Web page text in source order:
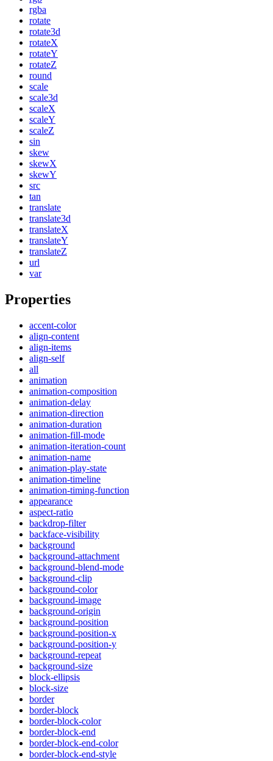
rgba
rotate
rotate3d
rotateX
rotateY
rotateZ
round
scale
scale3d
scaleX
scaleY
scaleZ
sin
skew
skewX
skewY
src
tan
translate
translate3d
translateX
translateY
translateZ
url
var
Properties
accent-color
align-content
align-items
align-self
all
animation
animation-composition
animation-delay
animation-direction
animation-duration
animation-fill-mode
animation-iteration-count
animation-name
animation-play-state
animation-timeline
animation-timing-function
appearance
aspect-ratio
backdrop-filter
backface-visibility
background
background-attachment
background-blend-mode
background-clip
background-color
background-image
background-origin
background-position
background-position-x
background-position-y
background-repeat
background-size
block-ellipsis
block-size
border
border-block
border-block-color
border-block-end
border-block-end-color
border-block-end-style